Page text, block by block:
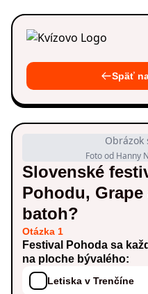
Späť
Obrázok
Foto od Hanny
Slovenské
Pohodu,
batoh?
Otázka 1
Festival Pohoda sa
na ploche bývalého:
Letiska v Trenčíne